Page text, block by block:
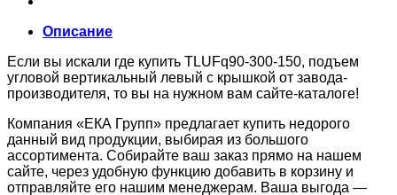
Описание
Если вы искали где купить TLUFq90-300-150, подъем
угловой вертикальный левый с крышкой от завода-
производителя, то вы на нужном вам сайте-каталоге!
Компания «ЕКА Групп» предлагает купить недорого
данный вид продукции, выбирая из большого
ассортимента. Собирайте ваш заказ прямо на нашем
сайте, через удобную функцию добавить в корзину и
отправляйте его нашим менеджерам. Ваша выгода —